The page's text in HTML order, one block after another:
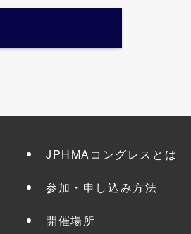
JPHMAコングレスとは
参加・申し込み方法
開催場所